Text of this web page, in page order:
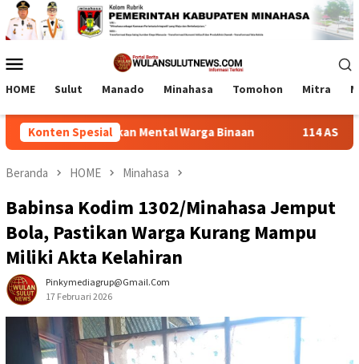
Loncat
ke
konten
Mobile
HOME Sulut Manado Minahasa Tomohon Mitra
Konten Spesial
Pulihkan Mental Warga Binaan 114 ASN Dilantik
Beranda HOME Minahasa
Babinsa Kodim 1302/Minahasa Jemput
Bola, Pastikan Warga Kurang Mampu
Miliki Akta Kelahiran
Pinkymediagrup@gmail.com
17 Februari 2026